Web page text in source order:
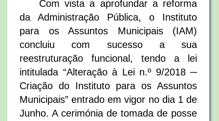
Com vista a aprofundar a reforma
da Administração Pública, o Instituto
para os Assuntos Municipais (IAM)
concluiu com sucesso a sua
reestruturação funcional, tendo a lei
intitulada “Alteração à Lei n.º 9/2018 ─
Criação do Instituto para os Assuntos
Municipais” entrado em vigor no dia 1 de
Junho. A cerimónia de tomada de posse